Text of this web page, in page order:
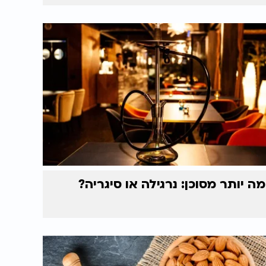
מה יותר מסוכן: נרגילה או סיגריה?